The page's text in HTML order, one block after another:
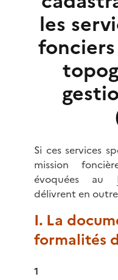
les
Si ces services
mission
évoquées au
délivrent en
I. La
formalités
1